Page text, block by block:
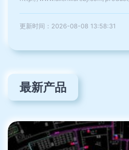
更新时间：2026-08-08 13:58:31
最新产品